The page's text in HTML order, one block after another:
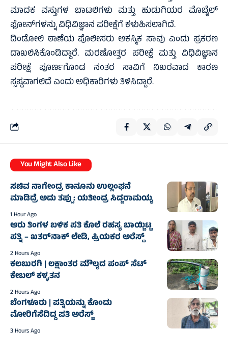
ಮಾದಕ ವಸ್ತುಗಳ ಬಾಟಲಿಗಳು ಮತ್ತು ಹುಡುಗಿಯರ ಮೊಬೈಲ್
ಫೋನ್‌ಗಳನ್ನು ವಿಧಿವಿಜ್ಞಾನ ಪರೀಕ್ಷೆಗೆ ಕಳುಹಿಸಲಾಗಿದೆ.
ದಿಂಡೋಲಿ ಠಾಣೆಯ ಪೊಲೀಸರು ಆಕಸ್ಮಿಕ ಸಾವು ಎಂದು ಪ್ರಕರಣ
ದಾಖಲಿಸಿಕೊಂಡಿದ್ದಾರೆ. ಮರಣೋತ್ತರ ಪರೀಕ್ಷೆ ಮತ್ತು ವಿಧಿವಿಜ್ಞಾನ
ಪರೀಕ್ಷೆ ಪೂರ್ಣಗೊಂಡ ನಂತರ ಸಾವಿಗೆ ನಿಖರವಾದ ಕಾರಣ
ಸ್ಪಷ್ಟವಾಗಲಿದೆ ಎಂದು ಅಧಿಕಾರಿಗಳು ತಿಳಿಸಿದ್ದಾರೆ.
You Might Also Like
ಸಚಿವ ನಾಗೇಂದ್ರ ಕಾನೂನು ಉಲ್ಲಂಘನೆ
ಮಾಡಿದ್ರೆ ಅದು ತಪ್ಪು: ಯತೀಂದ್ರ ಸಿದ್ದರಾಮಯ್ಯ
1 Hour Ago
ಆರು ತಿಂಗಳ ಬಳಿಕ ಪತಿ ಕೊಲೆ ರಹಸ್ಯ ಬಾಯ್ಬಿಟ್ಟ
ಪತ್ನಿ – ಖತರ್‌ನಾಕ್‌ ಲೇಡಿ, ಪ್ರಿಯಕರ ಅರೆಸ್ಟ್‌
2 Hours Ago
ಕಲಬುರಗಿ | ಲಕ್ಷಾಂತರ ಮೌಲ್ಯದ ಪಂಪ್ ಸೆಟ್
ಕೇಬಲ್ ಕಳ್ಳತನ
2 Hours Ago
ಬೆಂಗಳೂರು | ಪತ್ನಿಯನ್ನು ಕೊಂದು
ಮೋರಿಗೆಸೆದಿದ್ದ ಪತಿ ಅರೆಸ್ಟ್‌
3 Hours Ago